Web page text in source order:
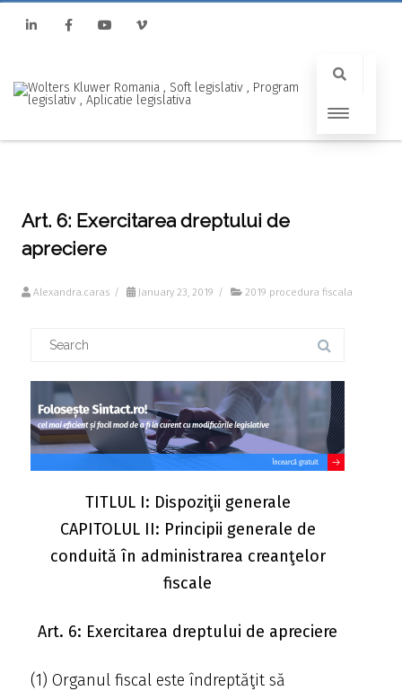
Art. 6: Exercitarea dreptului de
apreciere
Alexandra.caras / January 23, 2019 / 2019 procedura fiscala
TITLUL I: Dispoziţii generale
CAPITOLUL II: Principii generale de
conduită în administrarea creanţelor
fiscale
Art. 6: Exercitarea dreptului de apreciere
(1) Organul fiscal este îndreptăţit să